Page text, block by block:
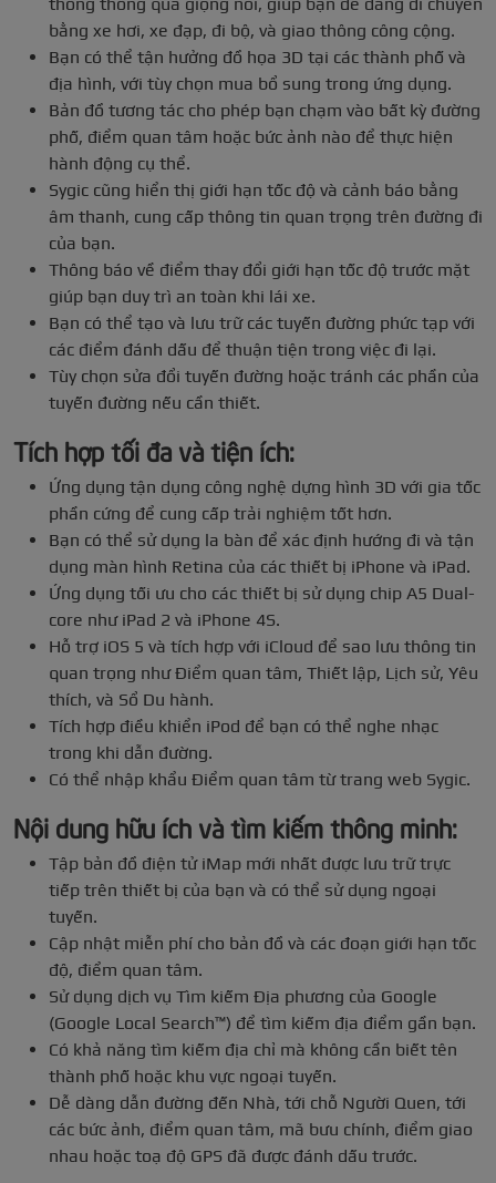
bằng xe hơi, xe đạp, đi bộ, và giao thông công cộng.
Bạn có thể tận hưởng đồ họa 3D tại các thành phố và
địa hình, với tùy chọn mua bổ sung trong ứng dụng.
Bản đồ tương tác cho phép bạn chạm vào bất kỳ đường
phố, điểm quan tâm hoặc bức ảnh nào để thực hiện
hành động cụ thể.
Sygic cũng hiển thị giới hạn tốc độ và cảnh báo bằng
âm thanh, cung cấp thông tin quan trọng trên đường đi
của bạn.
Thông báo về điểm thay đổi giới hạn tốc độ trước mặt
giúp bạn duy trì an toàn khi lái xe.
Bạn có thể tạo và lưu trữ các tuyến đường phức tạp với
các điểm đánh dấu để thuận tiện trong việc đi lại.
Tùy chọn sửa đổi tuyến đường hoặc tránh các phần của
tuyến đường nếu cần thiết.
Tích hợp tối đa và tiện ích:
Ứng dụng tận dụng công nghệ dựng hình 3D với gia tốc
phần cứng để cung cấp trải nghiệm tốt hơn.
Bạn có thể sử dụng la bàn để xác định hướng đi và tận
dụng màn hình Retina của các thiết bị iPhone và iPad.
Ứng dụng tối ưu cho các thiết bị sử dụng chip A5 Dual-
core như iPad 2 và iPhone 4S.
Hỗ trợ iOS 5 và tích hợp với iCloud để sao lưu thông tin
quan trọng như Điểm quan tâm, Thiết lập, Lịch sử, Yêu
thích, và Sổ Du hành.
Tích hợp điều khiển iPod để bạn có thể nghe nhạc
trong khi dẫn đường.
Có thể nhập khẩu Điểm quan tâm từ trang web Sygic.
Nội dung hữu ích và tìm kiếm thông minh:
Tập bản đồ điện tử iMap mới nhất được lưu trữ trực
tiếp trên thiết bị của bạn và có thể sử dụng ngoại
tuyến.
Cập nhật miễn phí cho bản đồ và các đoạn giới hạn tốc
độ, điểm quan tâm.
Sử dụng dịch vụ Tìm kiếm Địa phương của Google
(Google Local Search™) để tìm kiếm địa điểm gần bạn.
Có khả năng tìm kiếm địa chỉ mà không cần biết tên
thành phố hoặc khu vực ngoại tuyến.
Dễ dàng dẫn đường đến Nhà, tới chỗ Người Quen, tới
các bức ảnh, điểm quan tâm, mã bưu chính, điểm giao
nhau hoặc toạ độ GPS đã được đánh dấu trước.